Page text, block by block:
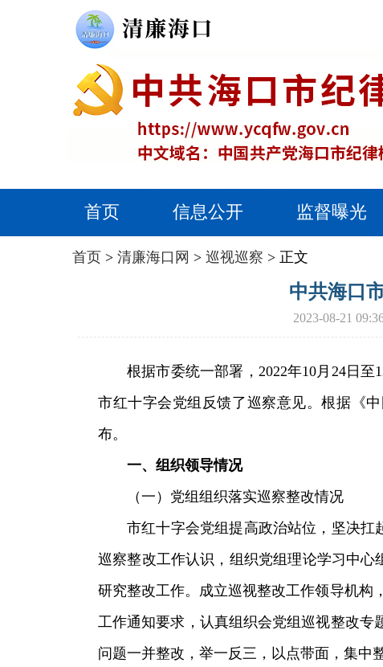
首页 信息公开 监督曝光
首页 > 清廉海口网 > 巡视巡察 > 正文
中共海口
2023-08-21
根据市委统一部署，2022年10月24日
市红十字会党组反馈了巡察意见。根据《
布。
一、组织领导情况
（一）党组组织落实巡察整改情况
市红十字会党组提高政治站位，坚决
巡察整改工作认识，组织党组理论学习中心
研究整改工作。成立巡视整改工作领导机构
工作通知要求，认真组织会党组巡视整改专
问题一并整改，举一反三，以点带面，集中